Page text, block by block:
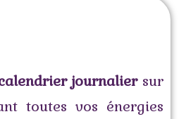
journaliersur
toutes vos énergies